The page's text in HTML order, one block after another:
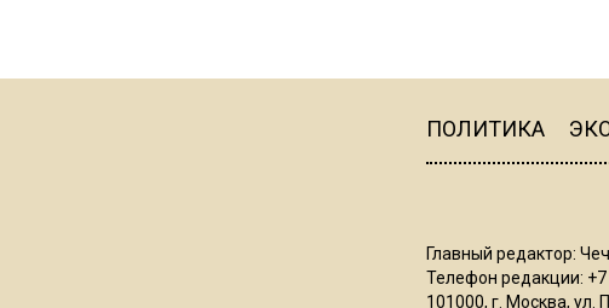
ПОЛИТИКА
Главный редактор:
Телефон редакции:
101000, г. Москва, ул.